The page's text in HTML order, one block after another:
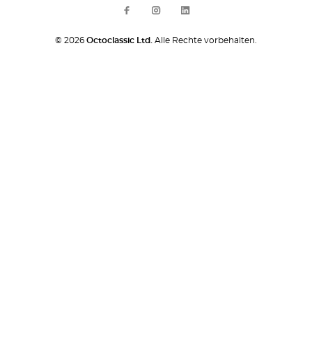
© 2026 Octoclassic Ltd. Alle Rechte vorbehalten.